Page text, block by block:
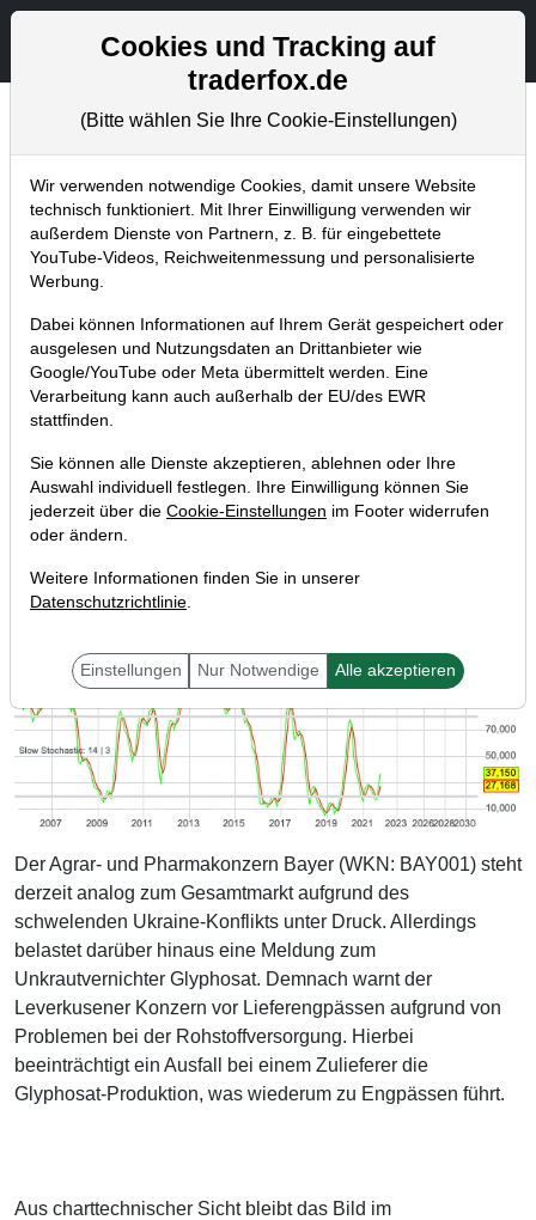
Aktien- und Artikelsuche
Chartanalysen
Home Blog Chartanalysen
Chartanalyse Bayer: Aktie mit
massivem Erholungspotenzial?
15.02.2022 um 09:06 Uhr | P. Uhlschmied
Der Agrar- und Pharmakonzern Bayer (WKN: BAY001) steht
derzeit analog zum Gesamtmarkt aufgrund des
schwelenden Ukraine-Konflikts unter Druck. Allerdings
belastet darüber hinaus eine Meldung zum
Unkrautvernichter Glyphosat. Demnach warnt der
Leverkusener Konzern vor Lieferengpässen aufgrund von
Problemen bei der Rohstoffversorgung. Hierbei
beeinträchtigt ein Ausfall bei einem Zulieferer die
Glyphosat-Produktion, was wiederum zu Engpässen führt.
Aus charttechnischer Sicht bleibt das Bild im
Cookies und Tracking auf
traderfox.de
(Bitte wählen Sie Ihre Cookie-Einstellungen)
Wir verwenden notwendige Cookies, damit unsere Website
technisch funktioniert. Mit Ihrer Einwilligung verwenden wir
außerdem Dienste von Partnern, z. B. für eingebettete
YouTube-Videos, Reichweitenmessung und personalisierte
Werbung.
Dabei können Informationen auf Ihrem Gerät gespeichert oder
ausgelesen und Nutzungsdaten an Drittanbieter wie
Google/YouTube oder Meta übermittelt werden. Eine
Verarbeitung kann auch außerhalb der EU/des EWR
stattfinden.
Sie können alle Dienste akzeptieren, ablehnen oder Ihre
Auswahl individuell festlegen. Ihre Einwilligung können Sie
jederzeit über die Cookie-Einstellungen im Footer widerrufen
oder ändern.
Weitere Informationen finden Sie in unserer
Datenschutzrichtlinie.
Einstellungen Nur Notwendige Alle akzeptieren